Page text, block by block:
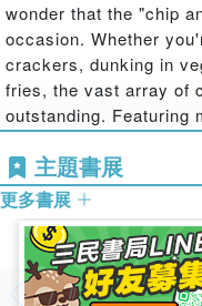
wonder that the "chip
occasion. Whether
crackers, dunking in
fries, the vast array of
outstanding. Featuring
tastes. Choose from
varieties, fresh and
relaxed party food for
comforting TV night
healthy alternative to
主題書展
更多書展